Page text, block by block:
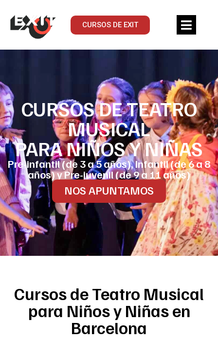
CURSOS DE EXIT
CURSOS DE TEATRO
MUSICAL
PARA NIÑOS Y NIÑAS
Pre-infantil (de 3 a 5 años), Infantil (de 6 a 8
años) y Pre-juvenil (de 9 a 11 años)
NOS APUNTAMOS
Cursos de Teatro Musical
para Niños y Niñas en
Barcelona